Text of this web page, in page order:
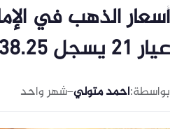
أسعار الذهب في
عيار 21 يسجل 438.25 درهم
بواسطة:احمد متولي–شهر واحد